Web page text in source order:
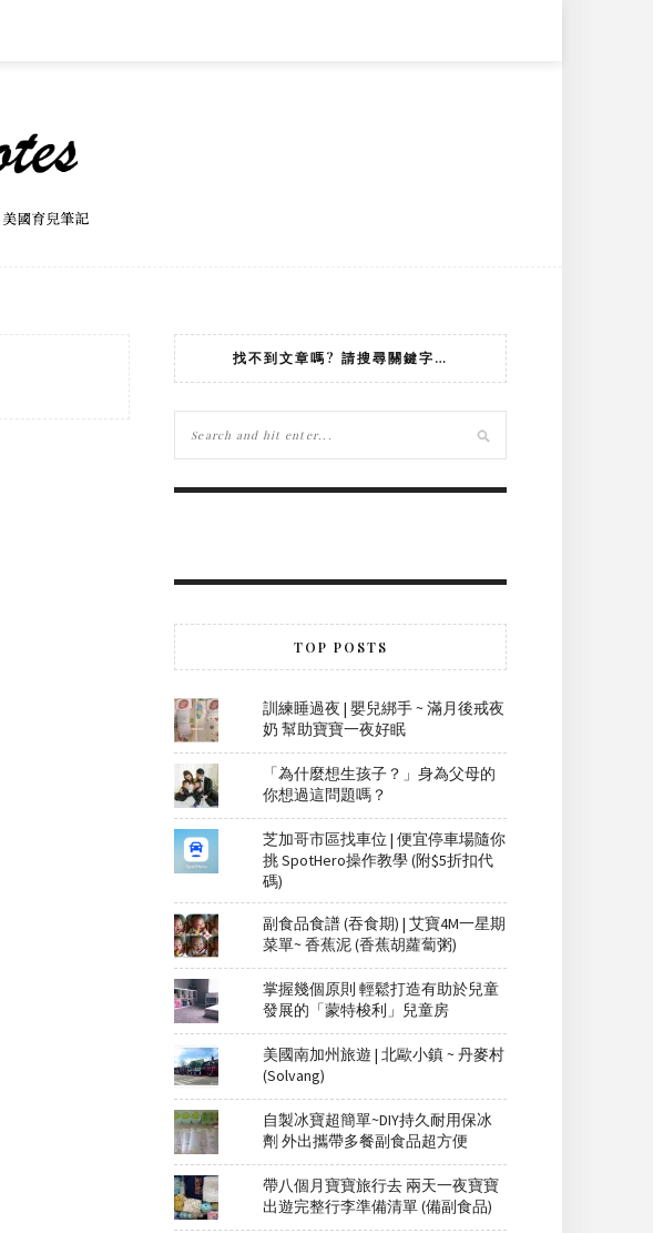
找不到文章嗎? 請搜尋關鍵字…
TOP POSTS
訓練睡過夜 | 嬰兒綁手 ~ 滿月後戒夜
奶 幫助寶寶一夜好眠
「為什麼想生孩子？」身為父母的
你想過這問題嗎？
芝加哥市區找車位 | 便宜停車場隨你
挑 SpotHero操作教學 (附$5折扣代
碼)
副食品食譜 (吞食期) | 艾寶4M一星期
菜單~ 香蕉泥 (香蕉胡蘿蔔粥)
掌握幾個原則 輕鬆打造有助於兒童
發展的「蒙特梭利」兒童房
美國南加州旅遊 | 北歐小鎮 ~ 丹麥村
(Solvang)
自製冰寶超簡單~DIY持久耐用保冰
劑 外出攜帶多餐副食品超方便
帶八個月寶寶旅行去 兩天一夜寶寶
出遊完整行李準備清單 (備副食品)